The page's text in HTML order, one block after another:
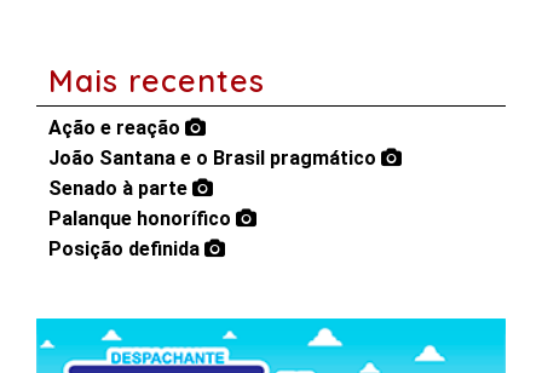
Mais recentes
Ação e reação
João Santana e o Brasil pragmático
Senado à parte
Palanque honorífico
Posição definida